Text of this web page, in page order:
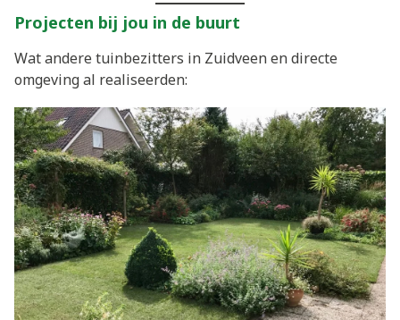
Projecten bij jou in de buurt
Wat andere tuinbezitters in Zuidveen en directe
omgeving al realiseerden: